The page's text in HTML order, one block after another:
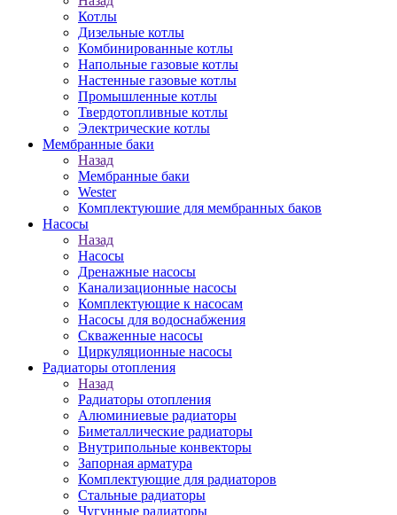
Котлы
Дизельные котлы
Комбинированные котлы
Напольные газовые котлы
Настенные газовые котлы
Промышленные котлы
Твердотопливные котлы
Электрические котлы
Мембранные баки
Назад
Мембранные баки
Wester
Комплектуюшие для мембранных баков
Насосы
Назад
Насосы
Дренажные насосы
Канализационные насосы
Комплектующие к насосам
Насосы для водоснабжения
Скваженные насосы
Циркуляционные насосы
Радиаторы отопления
Назад
Радиаторы отопления
Алюминиевые радиаторы
Биметаллические радиаторы
Внутрипольные конвекторы
Запорная арматура
Комплектующие для радиаторов
Стальные радиаторы
Чугунные радиаторы